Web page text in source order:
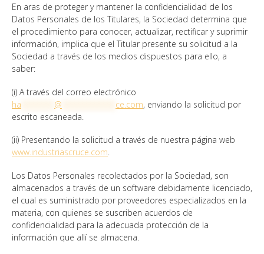
En aras de proteger y mantener la confidencialidad de los
Datos Personales de los Titulares, la Sociedad determina que
el procedimiento para conocer, actualizar, rectificar y suprimir
información, implica que el Titular presente su solicitud a la
Sociedad a través de los medios dispuestos para ello, a
saber:
(i) A través del correo electrónico
ha
@ ce.com, enviando la solicitud por
escrito escaneada.
(ii) Presentando la solicitud a través de nuestra página web
www.industriascruce.com.
Los Datos Personales recolectados por la Sociedad, son
almacenados a través de un software debidamente licenciado,
el cual es suministrado por proveedores especializados en la
materia, con quienes se suscriben acuerdos de
confidencialidad para la adecuada protección de la
información que allí se almacena.